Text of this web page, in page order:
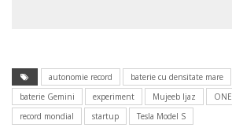
autonomie record baterie cu densitate mare
baterie Gemini
experiment Mujeeb Ijaz ONE
record mondial
startup Tesla Model S